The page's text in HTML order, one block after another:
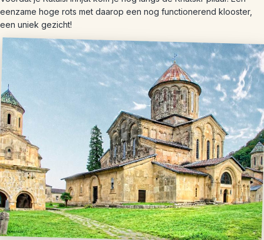
eenzame hoge rots met daarop een nog functionerend klooster,
een uniek gezicht!